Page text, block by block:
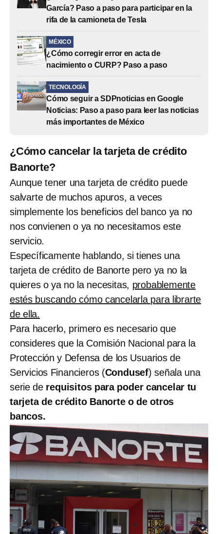
García? Paso a paso para participar en la
rifa de la camioneta de Tesla
MÉXICO
¿Cómo corregir error en acta de
nacimiento o CURP? Paso a paso
TECNOLOGÍA
Cómo seguir a SDPnoticias en Google
Noticias: Paso a paso para leer las noticias
más importantes de México
¿Cómo cancelar la tarjeta de crédito
Banorte?
Aunque tener una tarjeta de crédito puede
salvarte de muchos apuros, a veces
simplemente los beneficios del banco ya no
nos convienen o ya no necesitamos este
servicio.
Específicamente hablando, si tienes una
tarjeta de crédito de Banorte pero ya no la
quieres o ya no la necesitas, probablemente
estés buscando cómo cancelarla para librarte
de ella.
Para hacerlo, primero es necesario que
consideres que la Comisión Nacional para la
Protección y Defensa de los Usuarios de
Servicios Financieros (Condusef) señala una
serie de requisitos para poder cancelar tu
tarjeta de crédito Banorte o de otros
bancos.